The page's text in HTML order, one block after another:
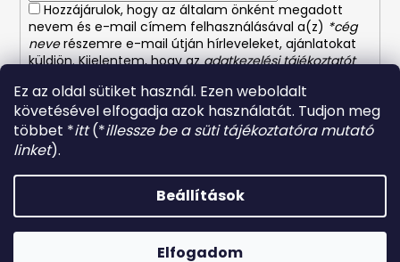
Ez az oldal sütiket használ. Ezen weboldalt
követésével elfogadja azok használatát. Tudjon meg
többet *itt(*illessze be a süti tájékoztatóra mutató
linket).
Beállítások
Elfogadom
Hozzájárulok, hogy az általam önként megadott
nevem és e-mail címem felhasználásával a(z) *cég
neverészemre e-mail útján hírleveleket, ajánlatokat
küldjön. Kijelentem, hogy azadatkezelési tájékoztatót
bármikor visszavonhatom.
FELIRATKOZÁS
Copyright 2026Német-osztrák vegyiáru és illatszer.
Minden jog fenntartva.